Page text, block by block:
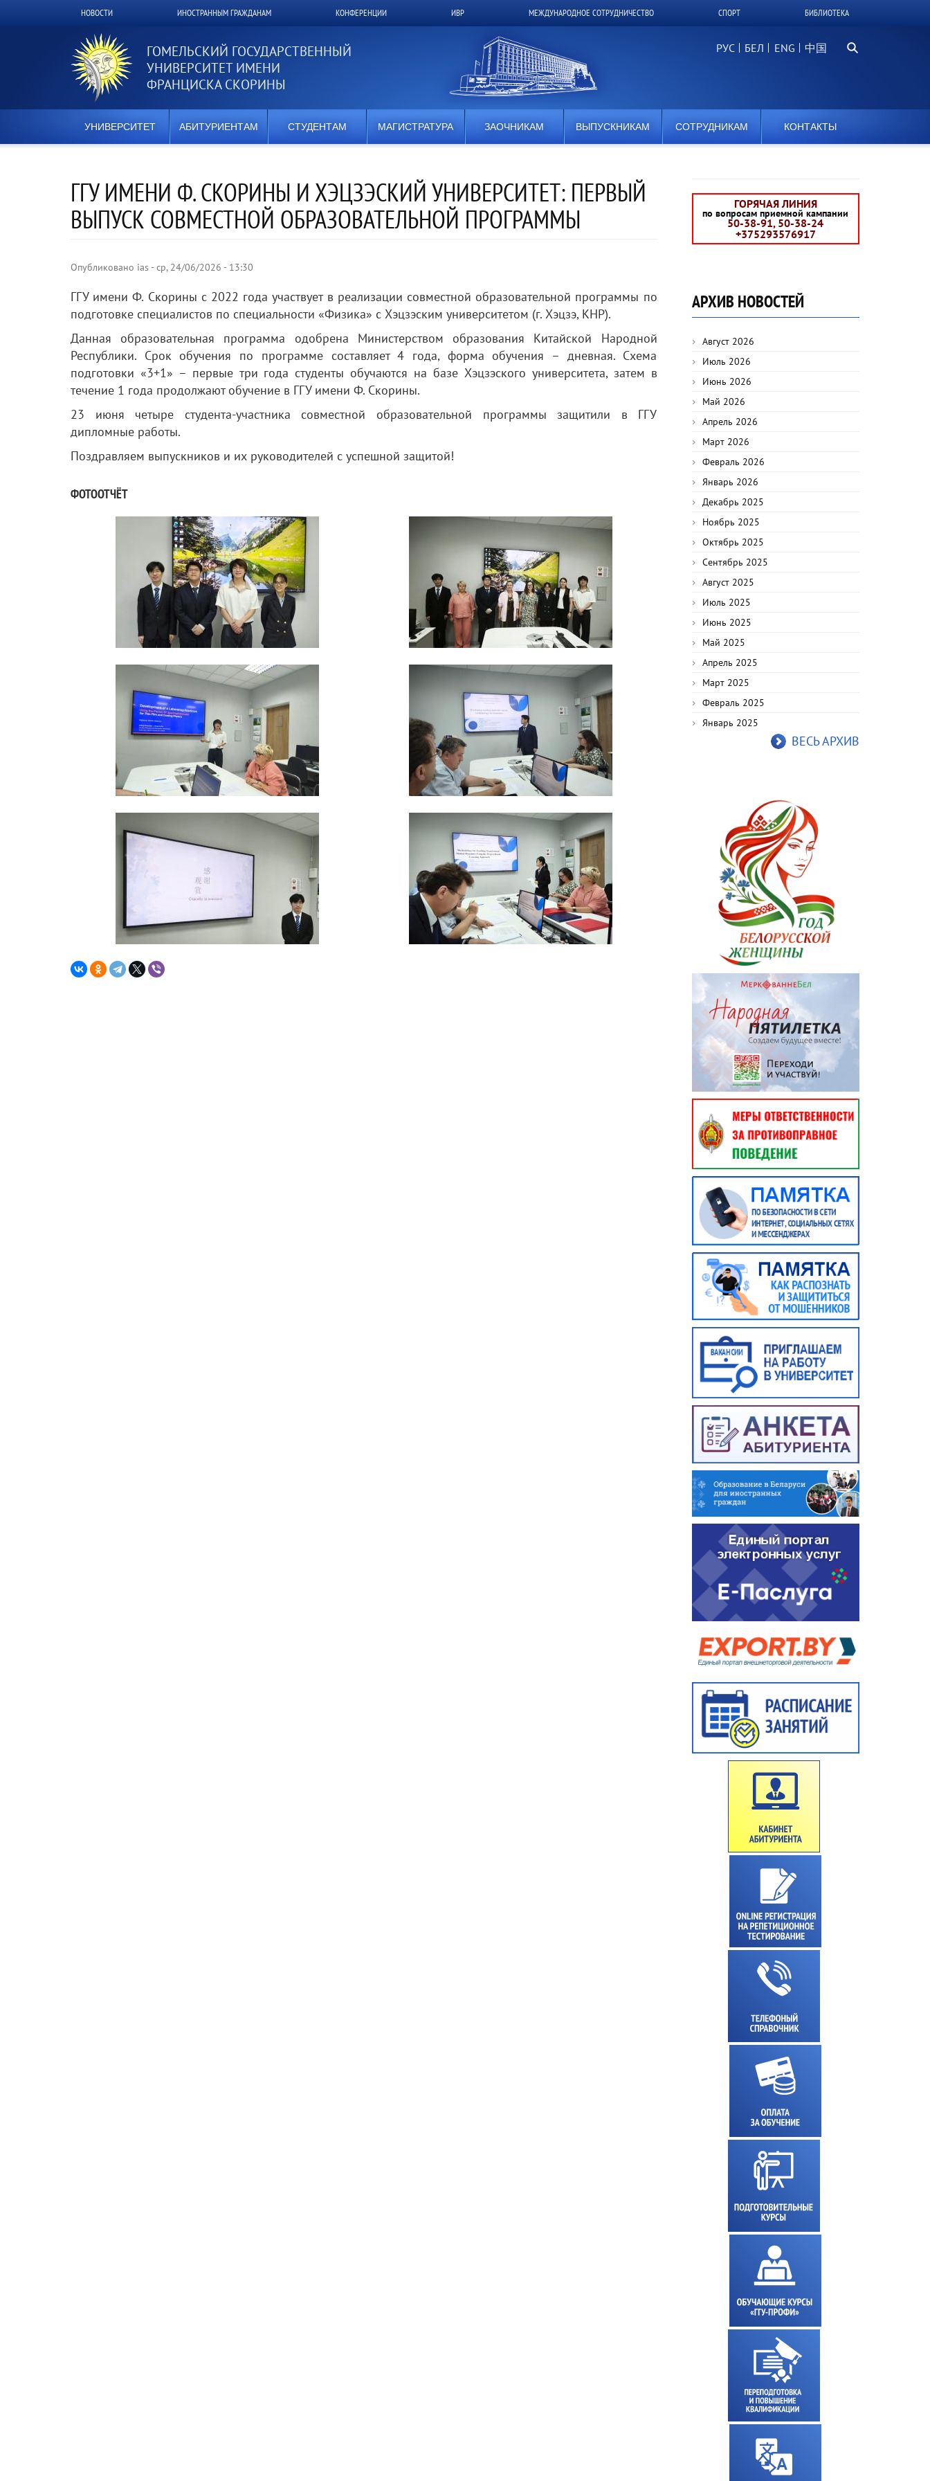
Верхнее
меню
НОВОСТИ ИНОСТРАННЫМ ГРАЖДАНАМ КОНФЕРЕНЦИИ ИВР МЕЖДУНАРОДНОЕ СОТРУДНИЧЕСТВО СПОРТ БИБЛИОТЕКА
ГОМЕЛЬСКИЙ ГОСУДАРСТВЕННЫЙ
УНИВЕРСИТЕТ ИМЕНИ
ФРАНЦИСКА СКОРИНЫ
РУС БЕЛ 中国 Поиск...
УНИВЕРСИТЕТ АБИТУРИЕНТАМ СТУДЕНТАМ МАГИСТРАТУРА ЗАОЧНИКАМ ВЫПУСКНИКАМ СОТРУДНИКАМ КОНТАКТЫ
ГГУ ИМЕНИ Ф. СКОРИНЫ И ХЭЦЗЭСКИЙ УНИВЕРСИТЕТ: ПЕРВЫЙ
ВЫПУСК СОВМЕСТНОЙ ОБРАЗОВАТЕЛЬНОЙ ПРОГРАММЫ
Опубликовано ias -ср, 24/06/2026 - 13:30
ГГУ имени Ф. Скорины с 2022 года участвует в реализации совместной образовательной программы по
подготовке специалистов по специальности «Физика» с Хэцзэским университетом (г. Хэцзэ, КНР).
Данная образовательная программа одобрена Министерством образования Китайской Народной
Республики. Срок обучения по программе составляет 4 года, форма обучения – дневная. Схема
подготовки «3+1» – первые три года студенты обучаются на базе Хэцзэского университета, затем в
течение 1 года продолжают обучение в ГГУ имени Ф. Скорины.
23 июня четыре студента-участника совместной образовательной программы защитили в ГГУ
дипломные работы.
Поздравляем выпускников и их руководителей с успешной защитой!
ФОТООТЧЁТ
ГОРЯЧАЯ ЛИНИЯ
по вопросам приемной кампании
50-38-91, 50-38-24
+375293576917
АРХИВ НОВОСТЕЙ
Август 2026
Июль 2026
Июнь 2026
Май 2026
Апрель 2026
Март 2026
Февраль 2026
Январь 2026
Декабрь 2025
Ноябрь 2025
Октябрь 2025
Сентябрь 2025
Август 2025
Июль 2025
Июнь 2025
Май 2025
Апрель 2025
Март 2025
Февраль 2025
Январь 2025
ВЕСЬ АРХИВ